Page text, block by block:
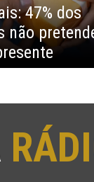
47% dos
não